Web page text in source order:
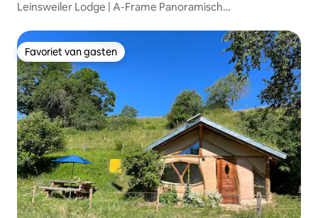
Leinsweiler Lodge | A-Frame Panoramisch
Favoriet van gasten
Favoriet van gasten